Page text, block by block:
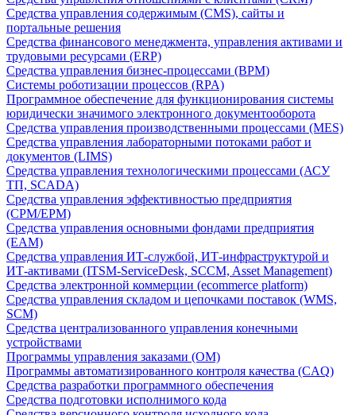
Средства управления содержимым (CMS), сайты и
портальные решения
Средства финансового менеджмента, управления активами и
трудовыми ресурсами (ERP)
Средства управления бизнес-процессами (BPM)
Системы роботизации процессов (RPA)
Программное обеспечение для функционирования системы
юридически значимого электронного документооборота
Средства управления производственными процессами (MES)
Средства управления лабораторными потоками работ и
документов (LIMS)
Средства управления технологическими процессами (АСУ
ТП, SCADA)
Средства управления эффективностью предприятия
(CPM/EPM)
Средства управления основными фондами предприятия
(EAM)
Средства управления ИТ-службой, ИТ-инфраструктурой и
ИТ-активами (ITSM-ServiceDesk, SCCM, Asset Management)
Средства электронной коммерции (ecommerce platform)
Средства управления складом и цепочками поставок (WMS,
SCM)
Средства централизованного управления конечными
устройствами
Программы управления заказами (OM)
Программы автоматизированного контроля качества (CAQ)
Средства разработки программного обеспечения
Средства подготовки исполнимого кода